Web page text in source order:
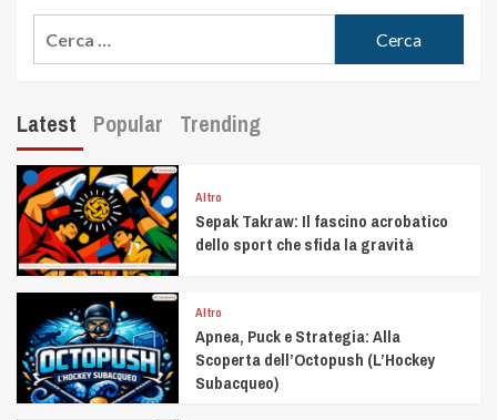
Latest Popular Trending
Altro
Sepak Takraw: Il fascino acrobatico
dello sport che sfida la gravità
Altro
Apnea, Puck e Strategia: Alla
Scoperta dell’Octopush (L’Hockey
Subacqueo)